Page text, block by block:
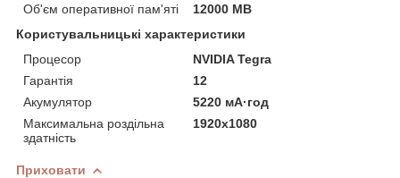
Об'єм оперативної пам'яті
12000 MB
Користувальницькі характеристики
Процесор
NVIDIA Tegra
Гарантія
12
Акумулятор
5220 мА·год
Максимальна роздільна
здатність
1920x1080
Приховати